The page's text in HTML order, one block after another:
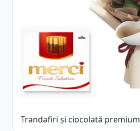
Trandafiri și ciocolată premium